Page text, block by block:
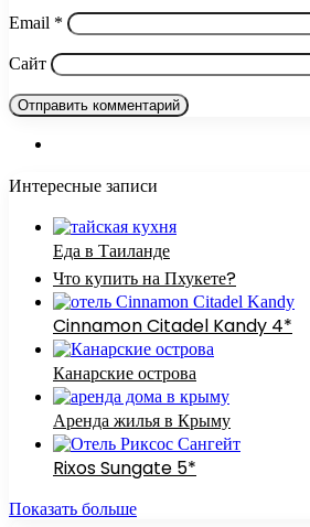
Email *
Сайт
Интересные записи
Еда в Таиланде
Что купить на Пхукете?
Cinnamon Citadel Kandy 4*
Канарские острова
Аренда жилья в Крыму
Rixos Sungate 5*
Показать больше